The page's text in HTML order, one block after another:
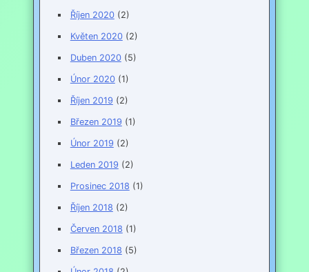
Říjen 2020(2)
Květen 2020(2)
Duben 2020(5)
Únor 2020(1)
Říjen 2019 (2)
Březen 2019 (1)
Únor 2019 (2)
Leden 2019 (2)
Prosinec 2018 (1)
Říjen 2018 (2)
Červen 2018 (1)
Březen 2018 (5)